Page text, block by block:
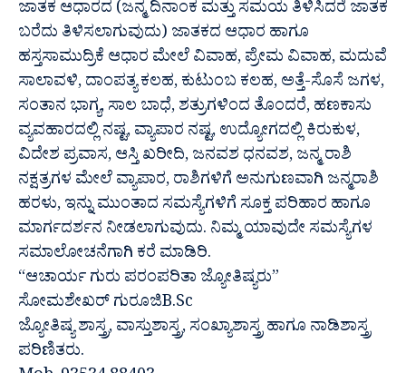
ಜಾತಕ ಆಧಾರದ (ಜನ್ಮ ದಿನಾಂಕ ಮತ್ತು ಸಮಯ ತಿಳಿಸಿದರೆ ಜಾತಕ
ಬರೆದು ತಿಳಿಸಲಾಗುವುದು) ಜಾತಕದ ಆಧಾರ ಹಾಗೂ
ಹಸ್ತಸಾಮುದ್ರಿಕೆ ಆಧಾರ ಮೇಲೆ ವಿವಾಹ, ಪ್ರೇಮ ವಿವಾಹ, ಮದುವೆ
ಸಾಲಾವಳಿ, ದಾಂಪತ್ಯ ಕಲಹ, ಕುಟುಂಬ ಕಲಹ, ಅತ್ತೆ-ಸೊಸೆ ಜಗಳ,
ಸಂತಾನ ಭಾಗ್ಯ, ಸಾಲ ಬಾಧೆ, ಶತ್ರುಗಳಿಂದ ತೊಂದರೆ, ಹಣಕಾಸು
ವ್ಯವಹಾರದಲ್ಲಿ ನಷ್ಟ, ವ್ಯಾಪಾರ ನಷ್ಟ, ಉದ್ಯೋಗದಲ್ಲಿ ಕಿರುಕುಳ,
ವಿದೇಶ ಪ್ರವಾಸ, ಆಸ್ತಿ ಖರೀದಿ, ಜನವಶ ಧನವಶ, ಜನ್ಮ ರಾಶಿ
ನಕ್ಷತ್ರಗಳ ಮೇಲೆ ವ್ಯಾಪಾರ, ರಾಶಿಗಳಿಗೆ ಅನುಗುಣವಾಗಿ ಜನ್ಮರಾಶಿ
ಹರಳು, ಇನ್ನು ಮುಂತಾದ ಸಮಸ್ಯೆಗಳಿಗೆ ಸೂಕ್ತ ಪರಿಹಾರ ಹಾಗೂ
ಮಾರ್ಗದರ್ಶನ ನೀಡಲಾಗುವುದು. ನಿಮ್ಮ ಯಾವುದೇ ಸಮಸ್ಯೆಗಳ
ಸಮಾಲೋಚನೆಗಾಗಿ ಕರೆ ಮಾಡಿರಿ.
“ಆಚಾರ್ಯ ಗುರು ಪರಂಪರಿತಾ ಜ್ಯೋತಿಷ್ಯರು”
ಸೋಮಶೇಖರ್ ಗುರೂಜಿB.Sc
ಜ್ಯೋತಿಷ್ಯ ಶಾಸ್ತ್ರ, ವಾಸ್ತುಶಾಸ್ತ್ರ, ಸಂಖ್ಯಾಶಾಸ್ತ್ರ ಹಾಗೂ ನಾಡಿಶಾಸ್ತ್ರ
ಪರಿಣಿತರು.